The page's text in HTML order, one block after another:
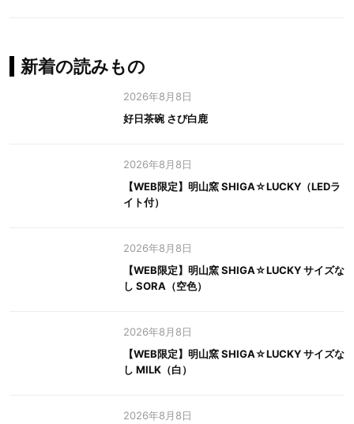
新着の読みもの
2026年8月8日
好日茶碗 さび白鹿
2026年8月8日
【WEB限定】明山窯 SHIGA☆LUCKY（LEDラ
イト付）
2026年8月8日
【WEB限定】明山窯 SHIGA☆LUCKY サイズな
し SORA（空色）
2026年8月8日
【WEB限定】明山窯 SHIGA☆LUCKY サイズな
し MILK（白）
2026年8月8日